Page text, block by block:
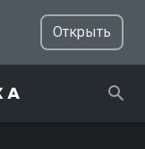
Открыть